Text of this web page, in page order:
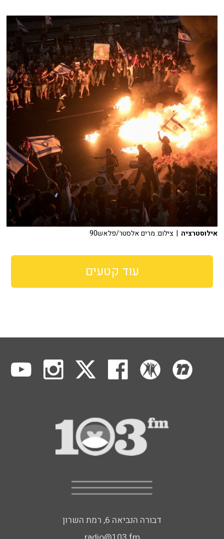
אילוסטרציה | צילום: מרים אלסטר/פלאש90
עוד קטעים
דבורה הנביאה 6, רמת השרון